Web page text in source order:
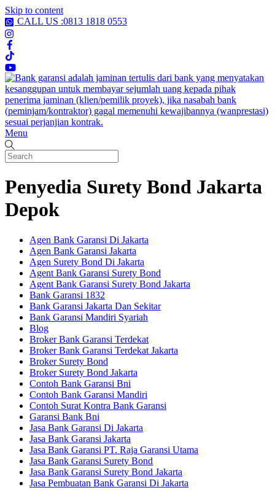
Skip to content
CALL US :0813 1818 0553
Menu
Penyedia Surety Bond Jakarta
Depok
Agen Bank Garansi Di Jakarta
Agen Bank Garansi Jakarta
Agen Surety Bond Di Jakarta
Agent Bank Garansi Surety Bond
Agent Bank Garansi Surety Bond Jakarta
Bank Garansi 1832
Bank Garansi Jakarta Dan Sekitar
Bank Garansi Mandiri Syariah
Blog
Broker Bank Garansi Terdekat
Broker Bank Garansi Terdekat Jakarta
Broker Surety Bond
Broker Surety Bond Jakarta
Contoh Bank Garansi Bni
Contoh Bank Garansi Mandiri
Contoh Surat Kontra Bank Garansi
Garansi Bank Bni
Jasa Bank Garansi Di Jakarta
Jasa Bank Garansi Jakarta
Jasa Bank Garansi PT. Raja Garansi Utama
Jasa Bank Garansi Surety Bond
Jasa Bank Garansi Surety Bond Jakarta
Jasa Pembuatan Bank Garansi Di Jakarta